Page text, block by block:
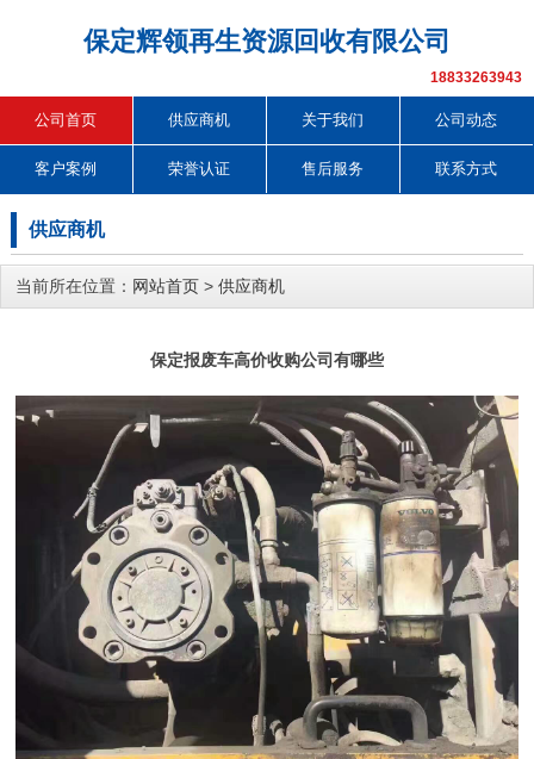
保定辉领再生资源回收有限公司
18833263943
公司首页 供应商机 关于我们 公司动态
客户案例 荣誉认证 售后服务 联系方式
供应商机
当前所在位置： 网站首页 > 供应商机
保定报废车高价收购公司有哪些